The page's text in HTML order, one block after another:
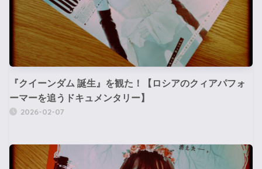
『クイーンダム 誕生』を観た！【ロシアのクィアパフォ
ーマーを追うドキュメンタリー】
2026-02-07